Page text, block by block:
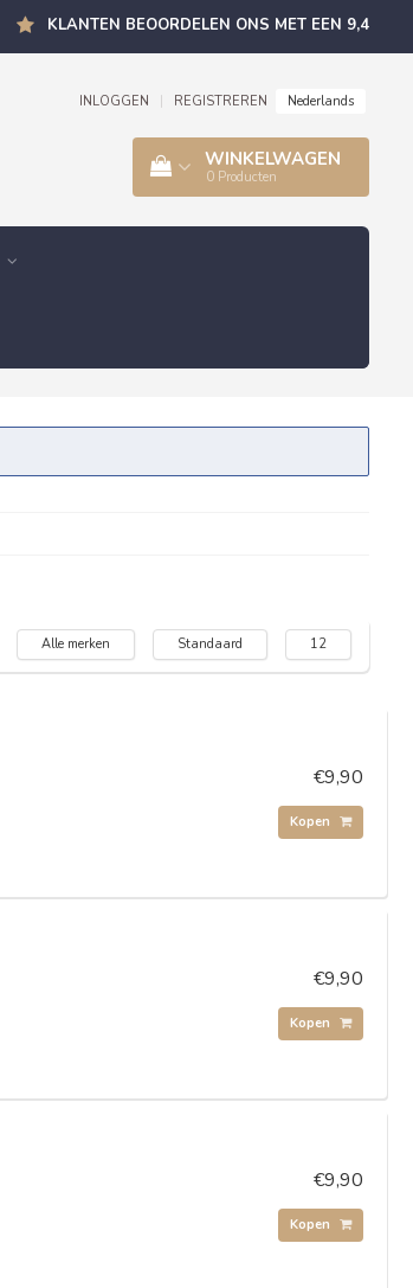
KLANTEN BEOORDELEN ONS MET EEN 9,4
INLOGGEN REGISTREREN Nederlands
WINKELWAGEN
0 Producten
Alle merken Standaard 12
€9,90
Kopen
€9,90
Kopen
€9,90
Kopen